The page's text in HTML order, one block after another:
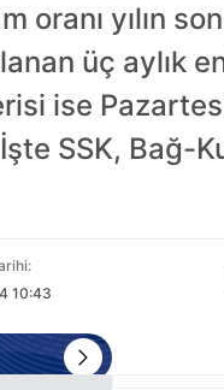
yılın
üç aylık
ise
SSK, Bağ-
10:43